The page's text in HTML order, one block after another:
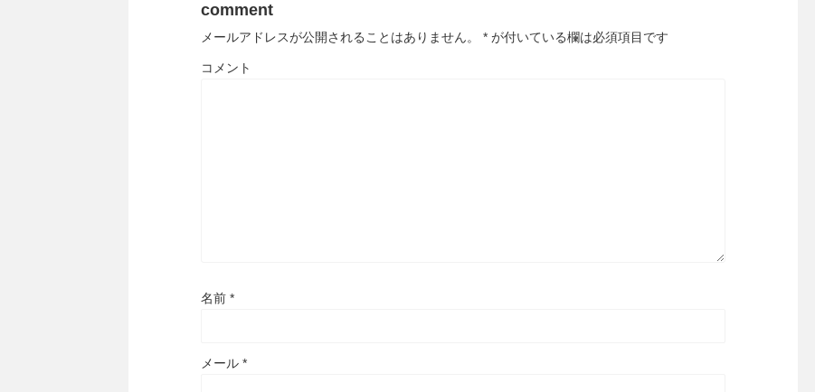
comment
メールアドレスが公開されることはありません。 * が付いている欄は必須項目です
コメント
名前 *
メール *